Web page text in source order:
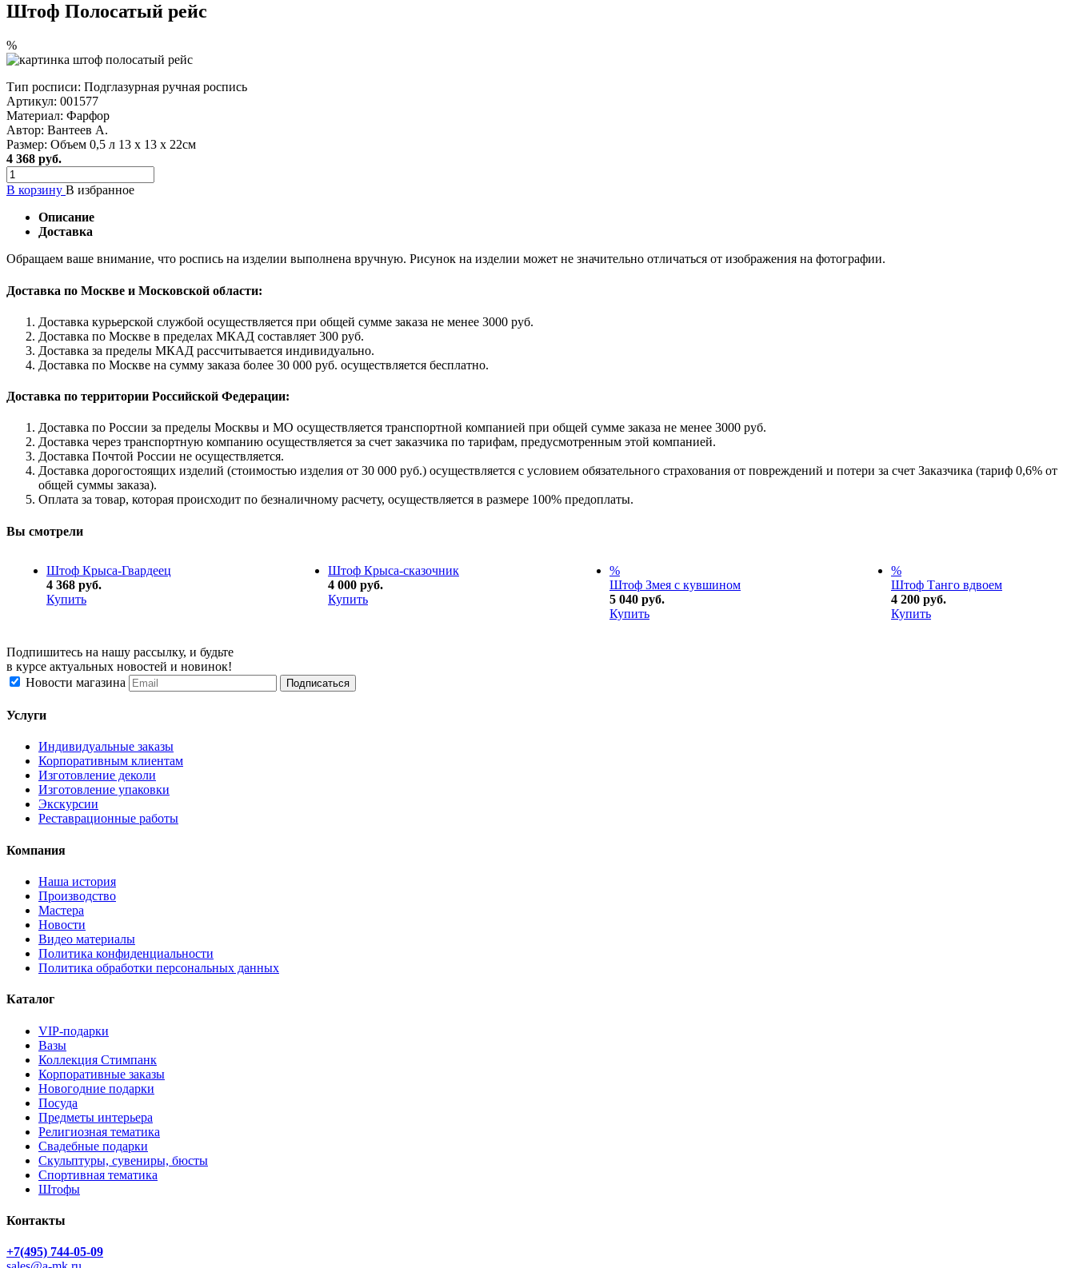
Штоф Полосатый рейс
%
Тип росписи: Подглазурная ручная роспись
Артикул: 001577
Материал: Фарфор
Автор: Вантеев А.
Размер: Объем 0,5 л 13 х 13 х 22см
4 368 руб.
В корзину В избранное
Описание
Доставка
Обращаем ваше внимание, что роспись на изделии выполнена вручную. Рисунок на изделии может не значительно отличаться от изображения на фотографии.
Доставка по Москве и Московской области:
Доставка курьерской службой осуществляется при общей сумме заказа не менее 3000 руб.
Доставка по Москве в пределах МКАД составляет 300 руб.
Доставка за пределы МКАД рассчитывается индивидуально.
Доставка по Москве на сумму заказа более 30 000 руб. осуществляется бесплатно.
Доставка по территории Российской Федерации:
Доставка по России за пределы Москвы и МО осуществляется транспортной компанией при общей сумме заказа не менее 3000 руб.
Доставка через транспортную компанию осуществляется за счет заказчика по тарифам, предусмотренным этой компанией.
Доставка Почтой России не осуществляется.
Доставка дорогостоящих изделий (стоимостью изделия от 30 000 руб.) осуществляется с условием обязательного страхования от повреждений и потери за счет Заказчика (тариф 0,6% от
общей суммы заказа).
Оплата за товар, которая происходит по безналичному расчету, осуществляется в размере 100% предоплаты.
Вы смотрели
Штоф Крыса-Гвардеец
4 368 руб.
Купить
Штоф Крыса-сказочник
4 000 руб.
Купить
%
Штоф Змея с кувшином
5 040 руб.
Купить
%
Штоф Танго вдвоем
4 200 руб.
Купить
Подпишитесь на нашу рассылку, и будьте
в курсе актуальных новостей и новинок!
Новости магазина
Услуги
Индивидуальные заказы
Корпоративным клиентам
Изготовление деколи
Изготовление упаковки
Экскурсии
Реставрационные работы
Компания
Наша история
Производство
Мастера
Новости
Видео материалы
Политика конфиденциальности
Политика обработки персональных данных
Каталог
VIP-подарки
Вазы
Коллекция Стимпанк
Корпоративные заказы
Новогодние подарки
Посуда
Предметы интерьера
Религиозная тематика
Свадебные подарки
Скульптуры, сувениры, бюсты
Спортивная тематика
Штофы
Контакты
+7(495) 744-05-09